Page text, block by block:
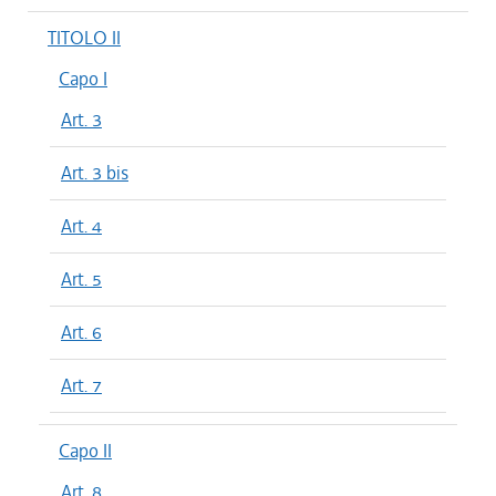
TITOLO II
Capo I
Art. 3
Art. 3 bis
Art. 4
Art. 5
Art. 6
Art. 7
Capo II